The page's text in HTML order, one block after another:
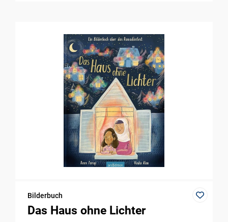
Bilderbuch
Das Haus ohne Lichter